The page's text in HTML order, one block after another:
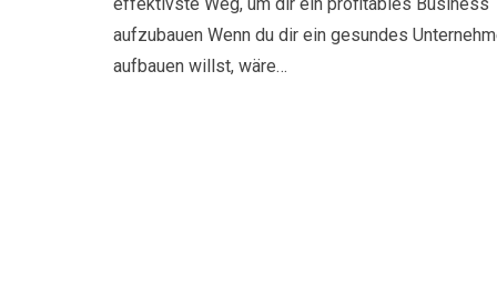
effektivste Weg, um dir ein profitables Business
aufzubauen Wenn du dir ein gesundes
aufbauen willst, wäre…